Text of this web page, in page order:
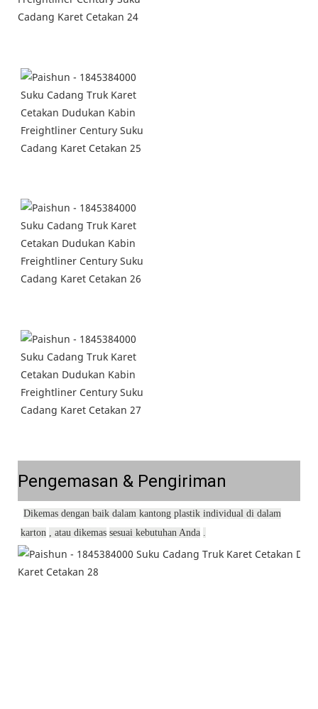
Pengemasan & Pengiriman
Dikemas dengan baik dalam kantong plastik individual di dalam
karton , atau dikemas sesuai kebutuhan Anda .